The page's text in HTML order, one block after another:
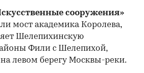
сооружения»
мост академика Королева,
Шелепихинскую
Фили с Шелепихой,
левом берегу Москвы-реки.